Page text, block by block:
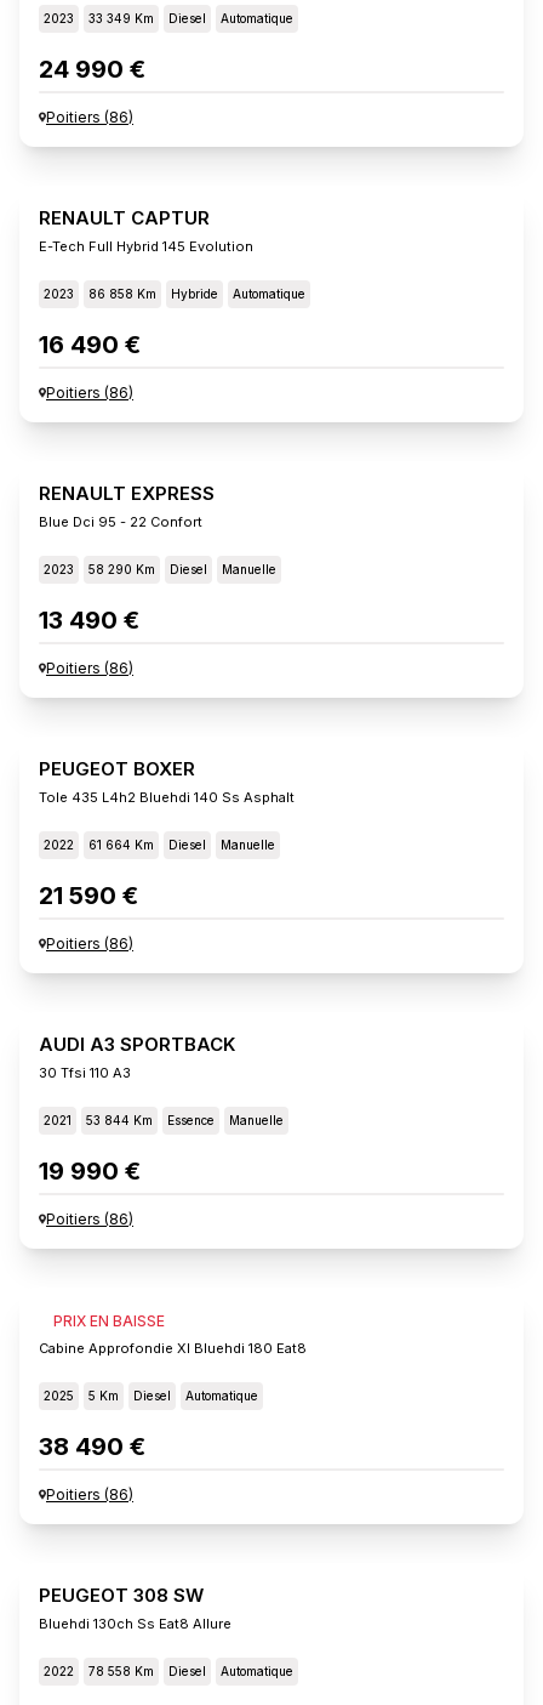
2023 33 349 Km Diesel Automatique
24 990 €
Poitiers (86)
RENAULT CAPTUR
E-Tech Full Hybrid 145 Evolution
2023 86 858 Km Hybride Automatique
16 490 €
Poitiers (86)
RENAULT EXPRESS
Blue Dci 95 - 22 Confort
2023 58 290 Km Diesel Manuelle
13 490 €
Poitiers (86)
PEUGEOT BOXER
Tole 435 L4h2 Bluehdi 140 Ss Asphalt
2022 61 664 Km Diesel Manuelle
21 590 €
Poitiers (86)
AUDI A3 SPORTBACK
30 Tfsi 110 A3
2021 53 844 Km Essence Manuelle
19 990 €
Poitiers (86)
PRIX EN BAISSE
FIAT SCUDO
Cabine Approfondie Xl Bluehdi 180 Eat8
2025 5 Km Diesel Automatique
38 490 €
Poitiers (86)
PEUGEOT 308 SW
Bluehdi 130ch Ss Eat8 Allure
2022 78 558 Km Diesel Automatique